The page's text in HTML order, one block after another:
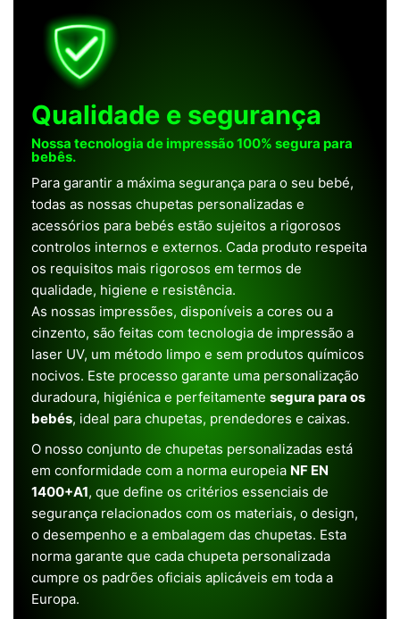
Qualidade e segurança
Nossa tecnologia de impressão 100% segura para
bebês.
Para garantir a máxima segurança para o seu bebé,
todas as nossas chupetas personalizadas e
acessórios para bebés estão sujeitos a rigorosos
controlos internos e externos. Cada produto respeita
os requisitos mais rigorosos em termos de
qualidade, higiene e resistência.
As nossas impressões, disponíveis a cores ou a
cinzento, são feitas com tecnologia de impressão a
laser UV, um método limpo e sem produtos químicos
nocivos. Este processo garante uma personalização
duradoura, higiénica e perfeitamente segura para os
bebés, ideal para chupetas, prendedores e caixas.
O nosso conjunto de chupetas personalizadas está
em conformidade com a norma europeia NF EN
1400+A1, que define os critérios essenciais de
segurança relacionados com os materiais, o design,
o desempenho e a embalagem das chupetas. Esta
norma garante que cada chupeta personalizada
cumpre os padrões oficiais aplicáveis em toda a
Europa.